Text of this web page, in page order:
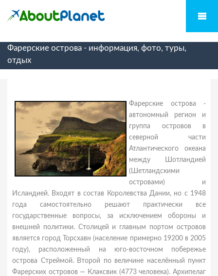
Фарерские острова - информация, фото, туры,
отдых
Фарерские острова -
автономный регион и
группа островов в
северной части
Атлантического океана
между Шотландией
(Шетландскими
островами) и
Исландией. Входят в состав Королевства Дании, но с 1948
года самостоятельно решают практически все
государственные вопросы, за исключением обороны и
внешней политики. Столицей и главным портом островов
является город Торсхавн (население примерно 19200 в 2005
году), расположенный на юго-восточном побережье
острова Стреймой. Второй по величине населённый пункт
Фарерских островов — Клаксвик (4773 человека). Архипелаг